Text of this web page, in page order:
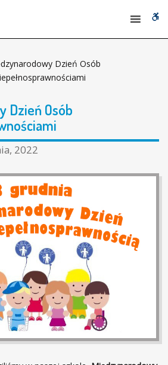
Dzień Osób
Dzień Osób
2022